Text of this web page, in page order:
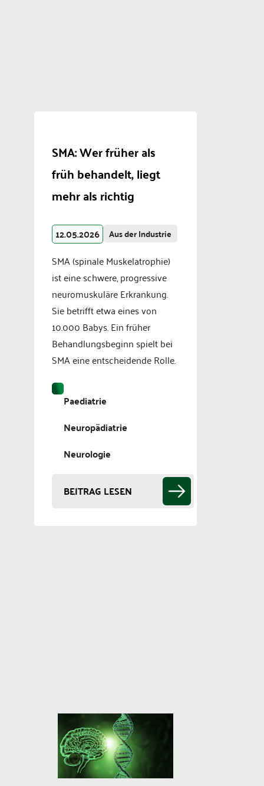
SMA: Wer früher als
früh behandelt, liegt
mehr als richtig
12.05.2026 Aus der Industrie
SMA (spinale Muskelatrophie)
ist eine schwere, progressive
neuromuskuläre Erkrankung.
Sie betrifft etwa eines von
10.000 Babys. Ein früher
Behandlungsbeginn spielt bei
SMA eine entscheidende Rolle.
Paediatrie
Neuropädiatrie
Neurologie
BEITRAG LESEN